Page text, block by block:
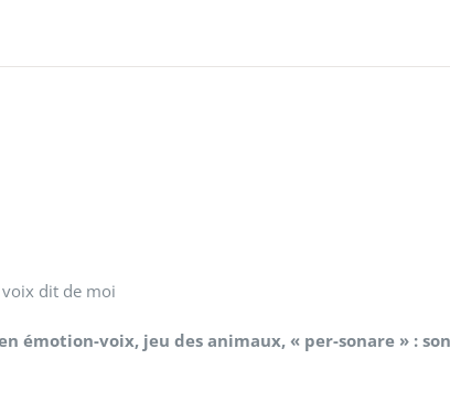
voix dit de moi
émotion-voix, jeu des animaux, « per-sonare » :